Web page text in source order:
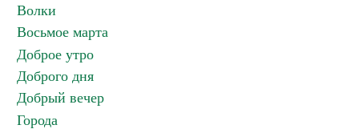
Волки
Восьмое марта
Доброе утро
Доброго дня
Добрый вечер
Города